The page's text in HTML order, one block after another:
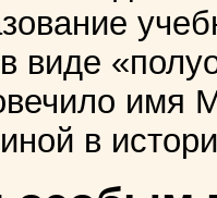
виде
имя
в